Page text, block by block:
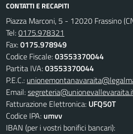
CONTATTI E RECAPITI
Piazza Marconi, 5 - 12020 Frassino
Tel:0175.978321
Fax:0175.978949
Codice Fiscale:03553370044
Partita IVA:03553370044
P.E.C.:
Email:
Fatturazione Elettronica: UFQ50T
Codice IPA: umvv
IBAN (per i vostri bonifici bancari):